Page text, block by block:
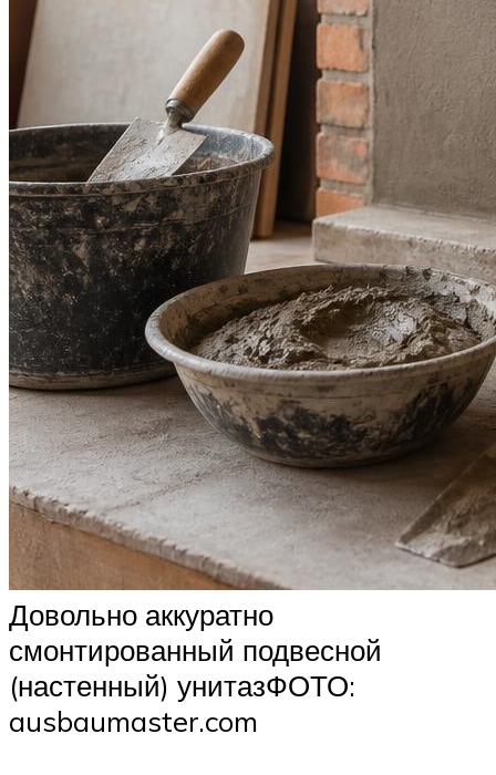
Довольно аккуратно
смонтированный подвесной
(настенный) унитазФОТО:
ausbaumaster.com